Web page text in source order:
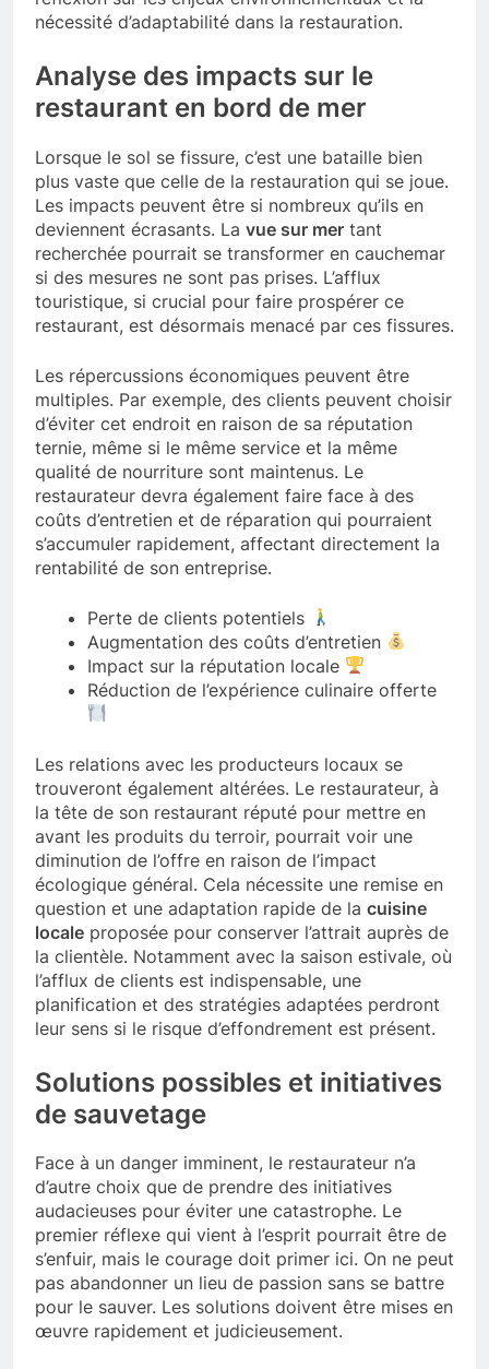
nécessité d’adaptabilité dans la restauration.
Analyse des impacts sur le
restaurant en bord de mer
Lorsque le sol se fissure, c’est une bataille bien
plus vaste que celle de la restauration qui se joue.
Les impacts peuvent être si nombreux qu’ils en
deviennent écrasants. La vue sur mer tant
recherchée pourrait se transformer en cauchemar
si des mesures ne sont pas prises. L’afflux
touristique, si crucial pour faire prospérer ce
restaurant, est désormais menacé par ces fissures.
Les répercussions économiques peuvent être
multiples. Par exemple, des clients peuvent choisir
d’éviter cet endroit en raison de sa réputation
ternie, même si le même service et la même
qualité de nourriture sont maintenus. Le
restaurateur devra également faire face à des
coûts d’entretien et de réparation qui pourraient
s’accumuler rapidement, affectant directement la
rentabilité de son entreprise.
Perte de clients potentiels
Augmentation des coûts d’entretien
Impact sur la réputation locale
Réduction de l’expérience culinaire offerte
Les relations avec les producteurs locaux se
trouveront également altérées. Le restaurateur, à
la tête de son restaurant réputé pour mettre en
avant les produits du terroir, pourrait voir une
diminution de l’offre en raison de l’impact
écologique général. Cela nécessite une remise en
question et une adaptation rapide de la cuisine
locale proposée pour conserver l’attrait auprès de
la clientèle. Notamment avec la saison estivale, où
l’afflux de clients est indispensable, une
planification et des stratégies adaptées perdront
leur sens si le risque d’effondrement est présent.
Solutions possibles et initiatives
de sauvetage
Face à un danger imminent, le restaurateur n’a
d’autre choix que de prendre des initiatives
audacieuses pour éviter une catastrophe. Le
premier réflexe qui vient à l’esprit pourrait être de
s’enfuir, mais le courage doit primer ici. On ne peut
pas abandonner un lieu de passion sans se battre
pour le sauver. Les solutions doivent être mises en
œuvre rapidement et judicieusement.